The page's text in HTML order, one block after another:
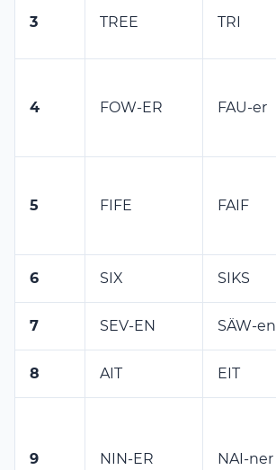
3 TREE TRI
4 FOW-ER FAU-er
5 FIFE FAIF
6 SIX SIKS
7 SEV-EN SÄW-en
8 AIT EIT
9 NIN-ER NAI-ner